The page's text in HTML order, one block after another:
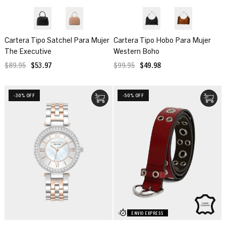
Cartera Tipo Satchel Para Mujer
The Executive
$89.95 $53.97
Cartera Tipo Hobo Para Mujer
Western Boho
$99.95 $49.98
-30% OFF
ENVIO EXPRESS
-50% OFF